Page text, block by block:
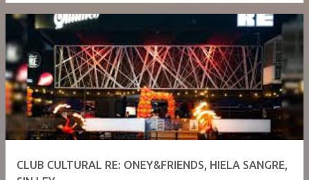
CLUB CULTURAL RE: ONEY&FRIENDS, HIELA SANGRE,